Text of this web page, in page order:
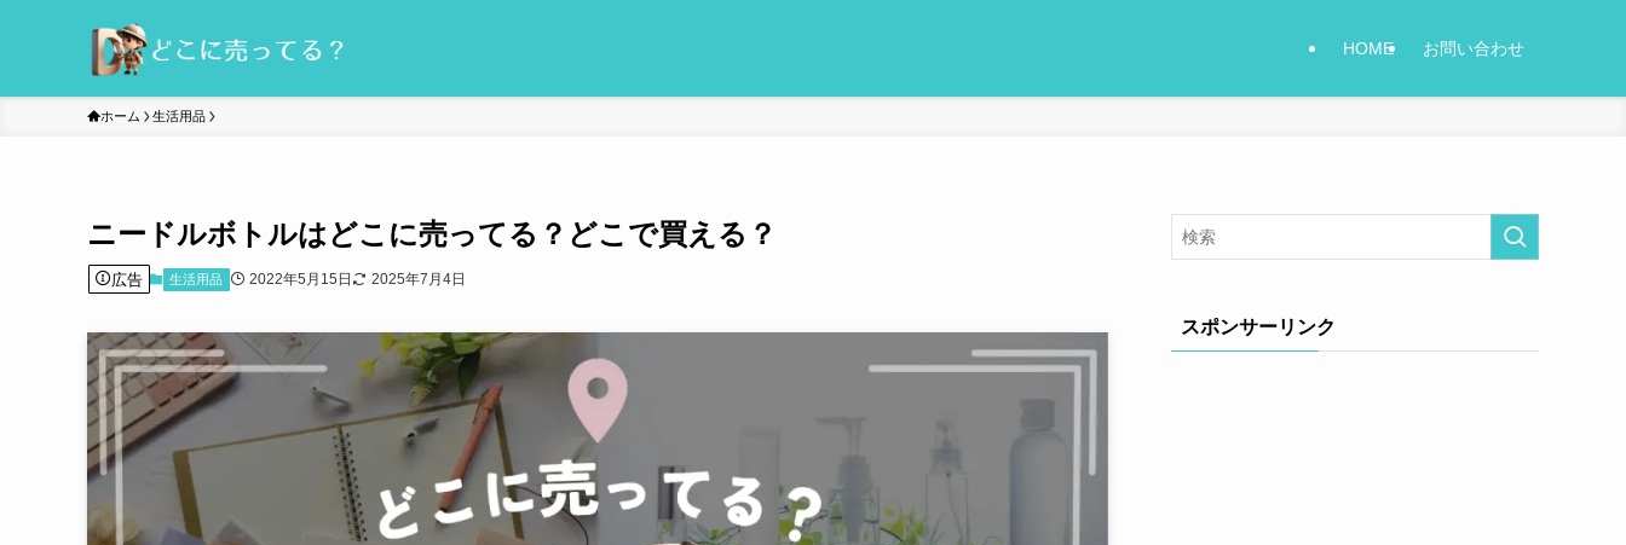
HOME お問い合わせ
ホーム 生活用品
ニードルボトルはどこに売ってる？どこで買える？
広告 生活用品 2022年5月15日 2025年7月4日
スポンサーリンク